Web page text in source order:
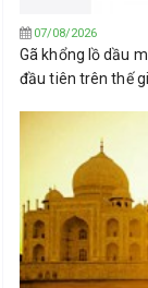
07/08/2026
Gã khổng lồ dầu
đầu tiên trên thế